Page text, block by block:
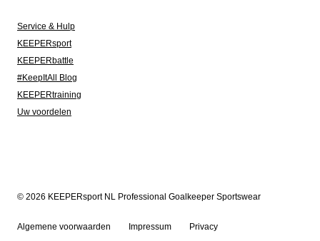
Service & Hulp
KEEPERsport
KEEPERbattle
#KeepItAll Blog
KEEPERtraining
Uw voordelen
© 2026 KEEPERsport NL Professional Goalkeeper Sportswear
Algemene voorwaarden Impressum Privacy